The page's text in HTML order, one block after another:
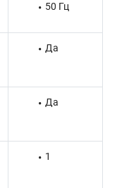
50 Гц
Да
Да
1